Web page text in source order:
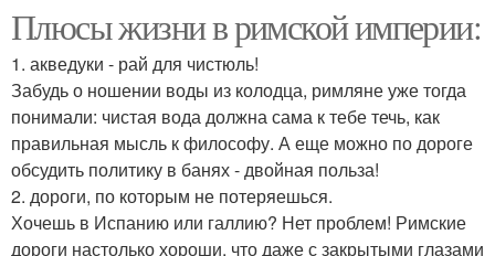
Плюсы жизни в римской империи:
1. акведуки - рай для чистюль!
Забудь о ношении воды из колодца, римляне уже тогда
понимали: чистая вода должна сама к тебе течь, как
правильная мысль к философу. А еще можно по дороге
обсудить политику в банях - двойная польза!
2. дороги, по которым не потеряешься.
Хочешь в Испанию или галлию? Нет проблем! Римские
дороги настолько хороши, что даже с закрытыми глазами